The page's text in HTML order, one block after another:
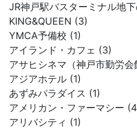
JR神戸駅バスターミナル地
KING&QUEEN (3)
YMCA予備校 (1)
アイランド・カフェ (3)
アサヒシネマ（神戸市勤労会
アジアホテル (1)
あずみパラダイス (1)
アメリカン・ファーマシー
アリバシティ (1)